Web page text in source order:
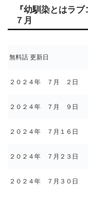
『幼馴染とはラ
７月
無料話 更新日
２０２４年 ７月 ２日
２０２４年 ７月 ９日
２０２４年 ７月１６日
２０２４年 ７月２３日
２０２４年 ７月３０日